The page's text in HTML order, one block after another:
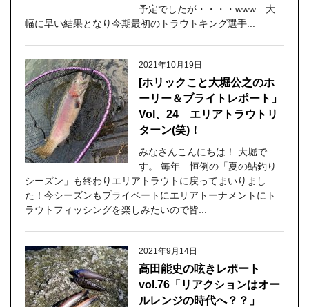
予定でしたが・・・・www 大
幅に早い結果となり今期最初のトラウトキング選手...
2021年10月19日
[ホリックこと大堀公之のホ
ーリー＆ブライトレポート」
Vol、24 エリアトラウトリ
ターン(笑)！
みなさんこんにちは！ 大堀で
す。 毎年 恒例の「夏の鮎釣り
シーズン」も終わりエリアトラウトに戻ってまいりまし
た！今シーズンもプライベートにエリアトーナメントにト
ラウトフィッシングを楽しみたいので皆...
2021年9月14日
高田能史の呟きレポート
vol.76「リアクションはオー
ルレンジの時代へ？？」